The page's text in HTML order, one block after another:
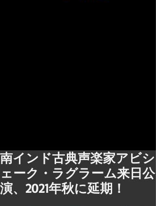
南インド古典声楽家アビシ
ェーク・ラグラーム来日公
演、2021年秋に延期！